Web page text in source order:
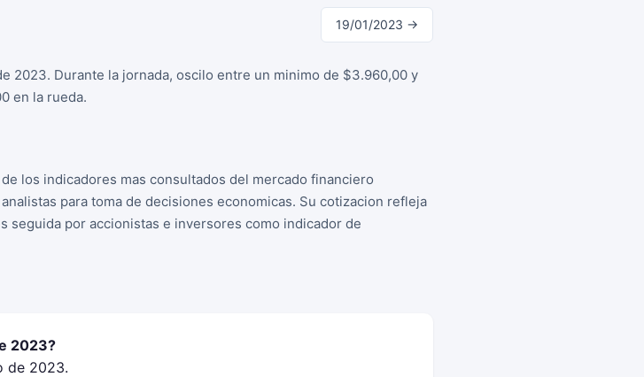
19/01/2023 →
2023. Durante la jornada, oscilo entre un minimo de $3.960,00 y
en la rueda.
los indicadores mas consultados del mercado financiero
para toma de decisiones economicas. Su cotizacion refleja
seguida por accionistas e inversores como indicador de
2023?
de 2023.